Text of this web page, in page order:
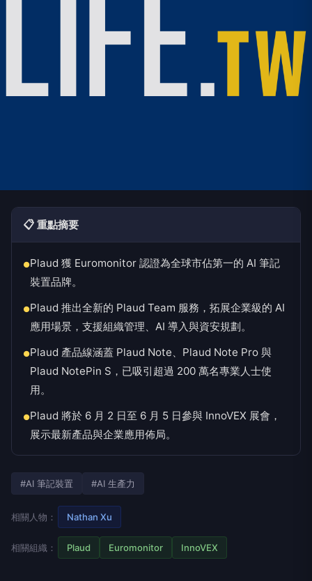
📋 重點摘要
●Plaud 獲 Euromonitor 認證為全球市佔第一的 AI 筆記
裝置品牌。
●Plaud 推出全新的 Plaud Team 服務，拓展企業級的 AI
應用場景，支援組織管理、AI 導入與資安規劃。
●Plaud 產品線涵蓋 Plaud Note、Plaud Note Pro 與
Plaud NotePin S，已吸引超過 200 萬名專業人士使
用。
●Plaud 將於 6 月 2 日至 6 月 5 日參與 InnoVEX 展會，
展示最新產品與企業應用佈局。
#AI 筆記裝置 #AI 生產力
相關人物： Nathan Xu
相關組織： Plaud Euromonitor InnoVEX